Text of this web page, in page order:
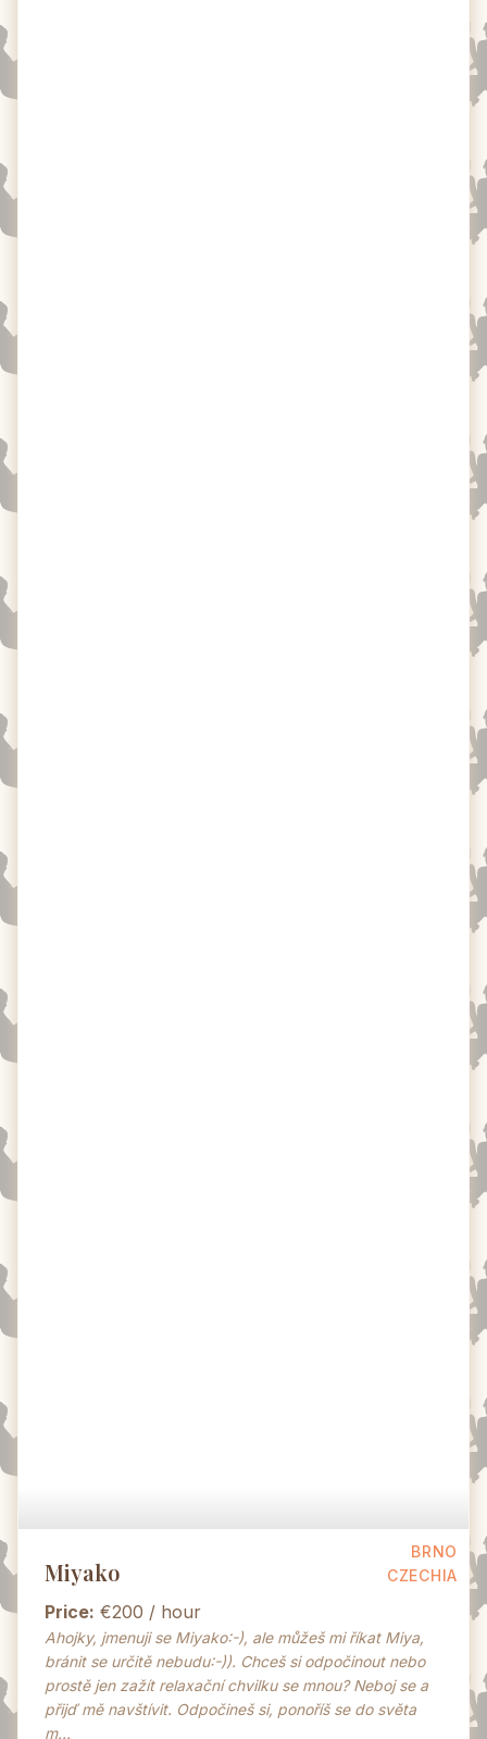
Miyako
BRNO
CZECHIA
Price: €200 / hour
Ahojky, jmenuji se Miyako:-), ale můžeš mi říkat Miya,
bránit se určitě nebudu:-)). Chceš si odpočinout nebo
prostě jen zažít relaxační chvilku se mnou? Neboj se a
přijď mě navštívit. Odpočineš si, ponoříš se do světa
m…